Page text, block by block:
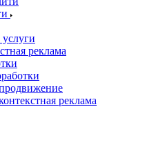
реклама
реклама